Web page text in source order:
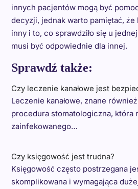
innych pacjentów mogą być
decyzji, jednak warto pamiętać,
inny i to, co sprawdziło się u
musi być odpowiednie dla innej.
Sprawdź także:
Czy leczenie kanałowe jest
Leczenie kanałowe, znane
procedura stomatologiczna, która
zainfekowanego…
Czy księgowość jest trudna?
Księgowość często postrzegana
skomplikowana i wymagająca